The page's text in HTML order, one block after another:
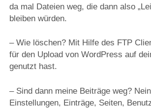
da mal Dateien weg, die dann also
bleiben würden.
– Wie löschen? Mit Hilfe des FTP
für den Upload von WordPress auf
genutzt hast.
– Sind dann meine Beiträge weg?
Einstellungen, Einträge, Seiten,